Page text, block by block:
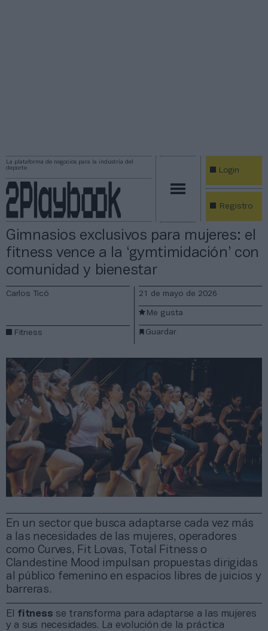
La plataforma de negocios para la industria del
deporte
Login
Registro
Gimnasios exclusivos para mujeres: el
fitness vence a la ‘gymtimidación’ con
comunidad y bienestar
En un sector que busca adaptarse cada vez más
a las necesidades de las mujeres, operadores
como Curves, Fit Lovas, Total Fitness o
Clandestine Mood impulsan propuestas dirigidas
al público femenino en espacios libres de juicios y
barreras.
Carlos Ticó
Fitness
21 de mayo de 2026
Guardar
Me gusta
El fitness se transforma para adaptarse a las mujeres
y a sus necesidades. La evolución de la práctica